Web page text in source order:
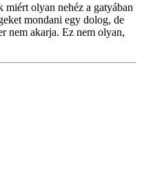
olyan nehéz a gatyában
mondani egy dolog, de
nem akarja. Ez nem olyan,